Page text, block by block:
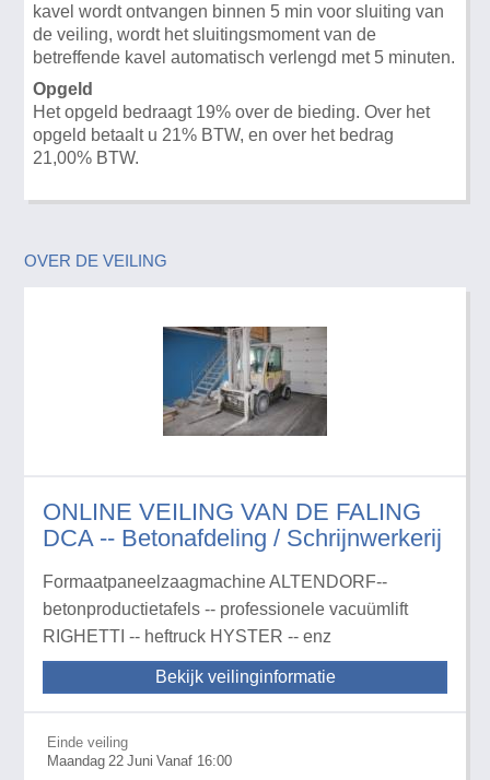
kavel wordt ontvangen binnen 5 min voor sluiting van
de veiling, wordt het sluitingsmoment van de
betreffende kavel automatisch verlengd met 5 minuten.
Opgeld
Het opgeld bedraagt 19% over de bieding. Over het
opgeld betaalt u 21% BTW, en over het bedrag
21,00% BTW.
OVER DE VEILING
ONLINE VEILING VAN DE FALING
DCA -- Betonafdeling / Schrijnwerkerij
Formaatpaneelzaagmachine ALTENDORF--
betonproductietafels -- professionele vacuümlift
RIGHETTI -- heftruck HYSTER -- enz
Bekijk veilinginformatie
Einde veiling
Maandag 22 Juni Vanaf 16:00